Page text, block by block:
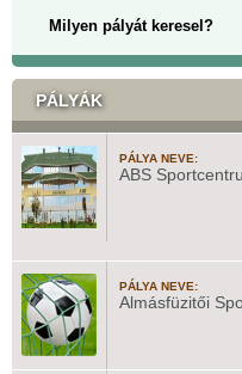
Milyen pályát keresel?
PÁLYÁK
PÁLYA NEVE:
ABS
PÁLYA NEVE:
Almásfüzitői